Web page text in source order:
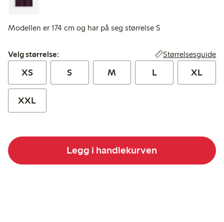
Modellen er 174 cm og har på seg størrelse S
Velg størrelse:
Velg størrelse: Størrelsesguide
XS S M L XL
XXL
Legg i handlekurven